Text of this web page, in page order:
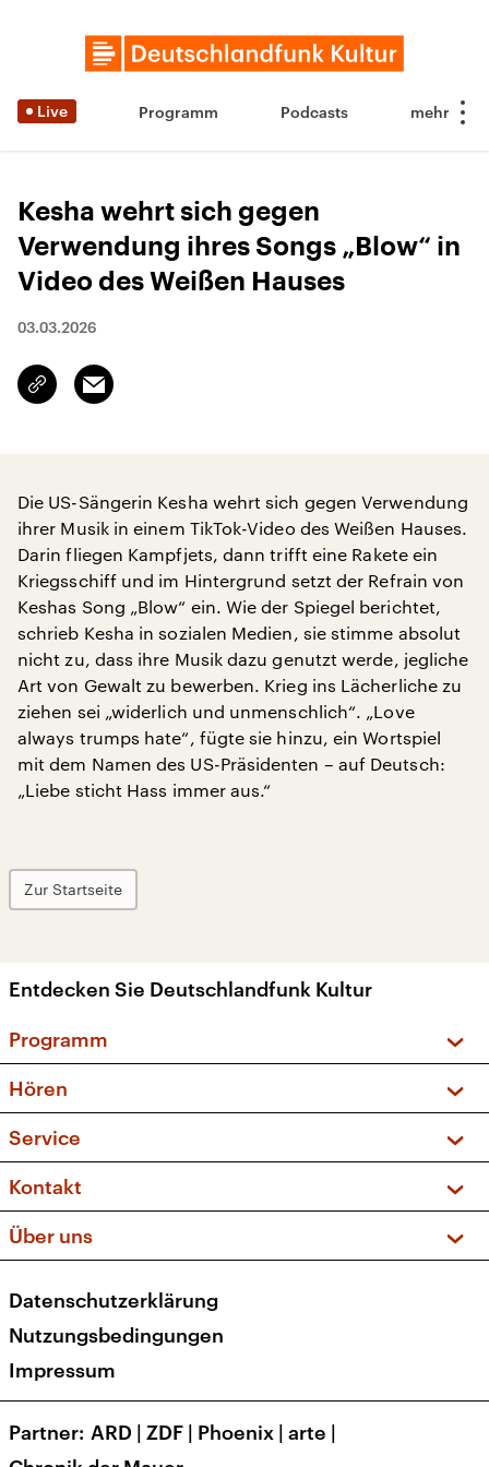
Live Programm Podcasts
Kesha wehrt sich gegen
Verwendung ihres Songs „Blow“ in
Video des Weißen Hauses
03.03.2026
Link
kopieren/teilen
Email
Die US-Sängerin Kesha wehrt sich gegen Verwendung
ihrer Musik in einem TikTok-Video des Weißen Hauses.
Darin fliegen Kampfjets, dann trifft eine Rakete ein
Kriegsschiff und im Hintergrund setzt der Refrain von
Keshas Song „Blow“ ein. Wie der Spiegel berichtet,
schrieb Kesha in sozialen Medien, sie stimme absolut
nicht zu, dass ihre Musik dazu genutzt werde, jegliche
Art von Gewalt zu bewerben. Krieg ins Lächerliche zu
ziehen sei „widerlich und unmenschlich“. „Love
always trumps hate“, fügte sie hinzu, ein Wortspiel
mit dem Namen des US-Präsidenten – auf Deutsch:
„Liebe sticht Hass immer aus.“
Zur Startseite
Entdecken Sie Deutschlandfunk Kultur
Programm
Sendungen und Podcasts
Musikliste
Kakadu – Das Kinderprogramm
Hören
Frequenzen (UKW + DAB+)
Service
FAQ
Apps
Newsletter
Veranstaltungen
Kontakt
Social Media
Über uns
Presse
Karriere
Transparenz
Datenschutzerklärung
Nutzungsbedingungen
Impressum
Partner ARD | ZDF | Phoenix | arte |